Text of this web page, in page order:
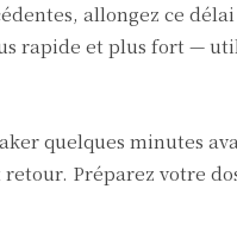
allongez ce
et plus fort —
quelques minutes
Préparez votre